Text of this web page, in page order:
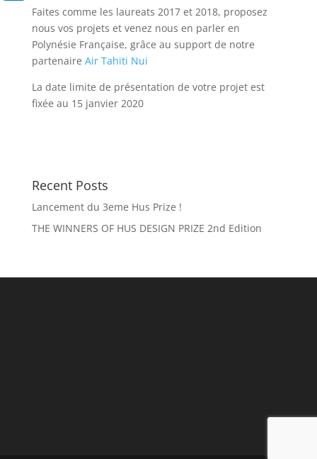
Faites comme les laureats 2017 et 2018, proposez
nous vos projets et venez nous en parler en
Polynésie Française, grâce au support de notre
partenaire Air Tahiti Nui
La date limite de présentation de votre projet est
fixée au 15 janvier 2020
Recent Posts
Lancement du 3eme Hus Prize !
THE WINNERS OF HUS DESIGN PRIZE 2nd Edition